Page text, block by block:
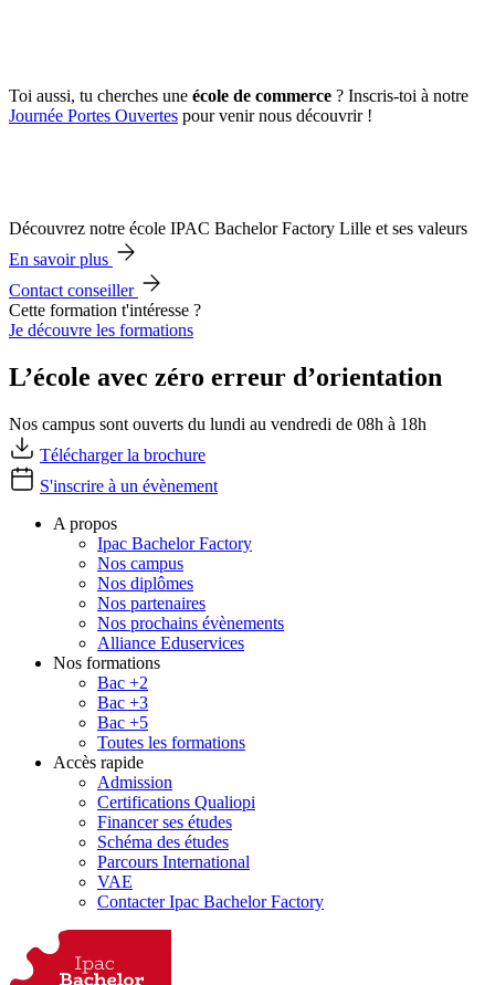
Toi aussi, tu cherches une école de commerce ? Inscris-toi à notre
Journée Portes Ouvertes pour venir nous découvrir !
Découvrez notre école IPAC Bachelor Factory Lille et ses valeurs
En savoir plus
Contact conseiller
Cette formation t'intéresse ?
Je découvre les formations
L’école avec zéro erreur d’orientation
Nos campus sont ouverts du lundi au vendredi de 08h à 18h
Télécharger la brochure
S'inscrire à un évènement
A propos
Ipac Bachelor Factory
Nos campus
Nos diplômes
Nos partenaires
Nos prochains évènements
Alliance Eduservices
Nos formations
Bac +2
Bac +3
Bac +5
Toutes les formations
Accès rapide
Admission
Certifications Qualiopi
Financer ses études
Schéma des études
Parcours International
VAE
Contacter Ipac Bachelor Factory